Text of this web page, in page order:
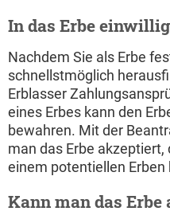
In das Erbe
Nachdem Sie als Erbe
schnellstmöglich
Erblasser
eines Erbes kann den
bewahren. Mit der
man das Erbe
einem potentiellen Erben
Kann man das Erbe